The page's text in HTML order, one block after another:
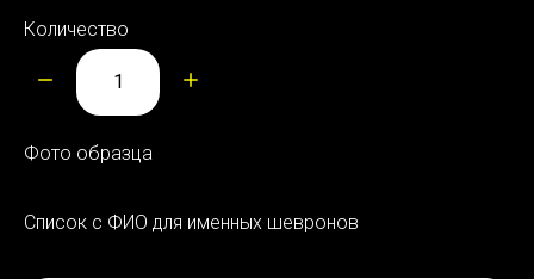
Количество
Фото образца
Список с ФИО для именных шевронов